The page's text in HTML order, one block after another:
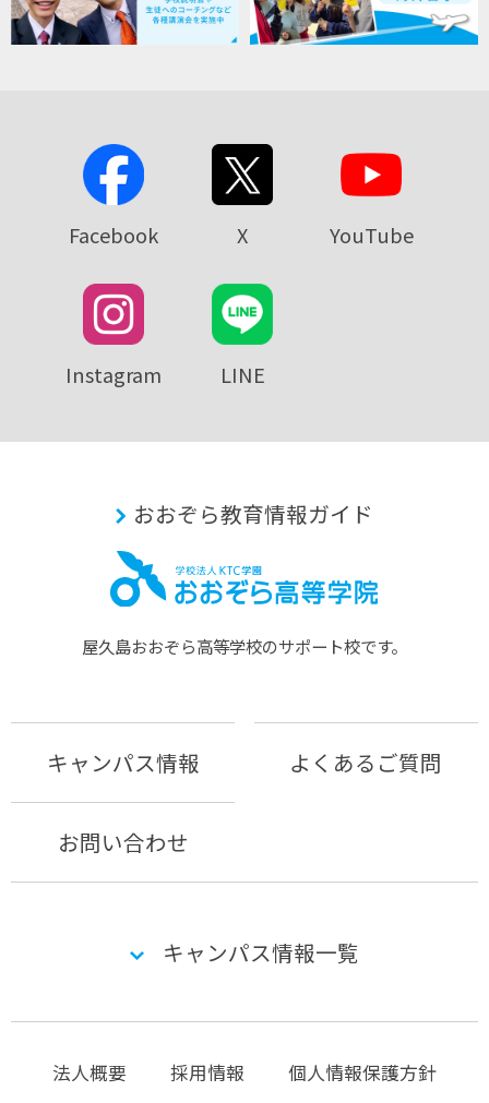
Facebook X YouTube
Instagram LINE
おおぞら教育情報ガイド
屋久島おおぞら⾼等学校のサポート校です。
キャンパス情報 よくあるご質問
お問い合わせ
キャンパス情報一覧
法人概要 採用情報
個人情報保護方針